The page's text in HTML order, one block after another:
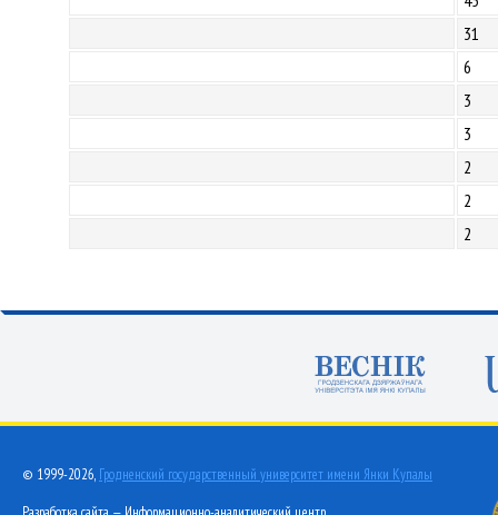
31
6
3
3
2
2
2
© 1999-2026, Гродненский государственный университет имени Янки Купалы